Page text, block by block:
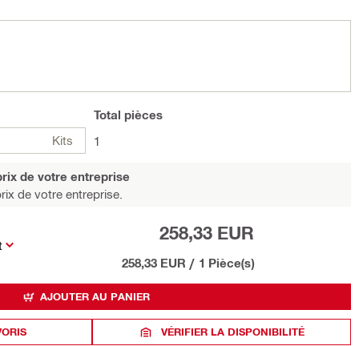
Kits
Total pièces
1
de votre entreprise
de votre entreprise.
258,33 EUR
258,33 EUR / 1 Pièce(s)
AJOUTER AU PANIER
VÉRIFIER LA DISPONIBILITÉ